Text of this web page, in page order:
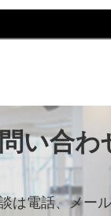
い合わ
は電話、メー